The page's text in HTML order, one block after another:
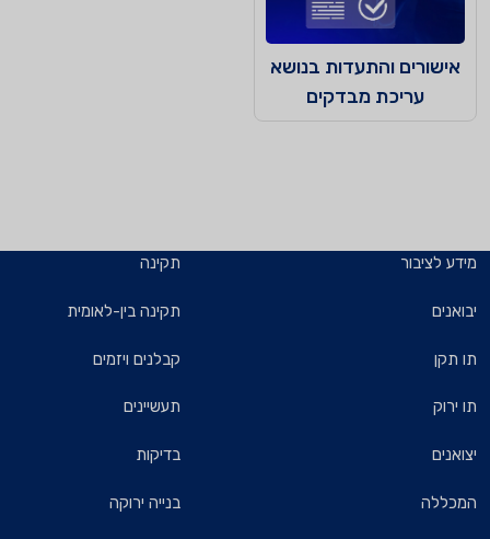
אישורים והתעדות בנושא
עריכת מבדקים
מידע לציבור
יבואנים
תו תקן
תו ירוק
יצואנים
המכללה
תקינה
תקינה בין-לאומית
קבלנים ויזמים
תעשיינים
בדיקות
בנייה ירוקה